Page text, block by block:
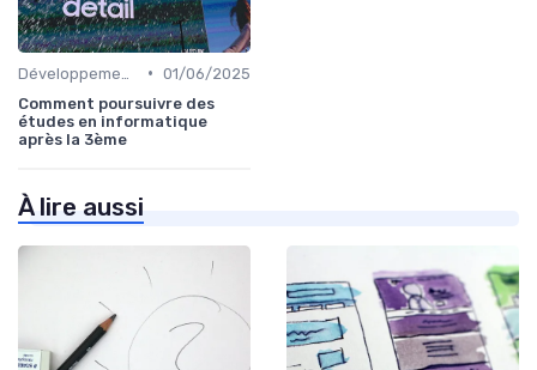
• 01/06/2025
Comment poursuivre des
études en informatique
après la 3ème
À lire aussi